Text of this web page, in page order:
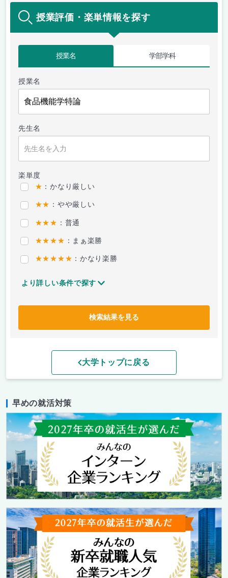
授業評価・楽単情報を探す
授業名 学部学科
授業名
先生名
楽単度
★ ：かなり厳しい
★★ ：やや厳しい
★★★ ：普通
★★★★ ：まぁ楽勝
★★★★★ ：かなり楽勝
より詳しい条件で探す
検索結果を見る
大学トップに戻る
早めの就活対策